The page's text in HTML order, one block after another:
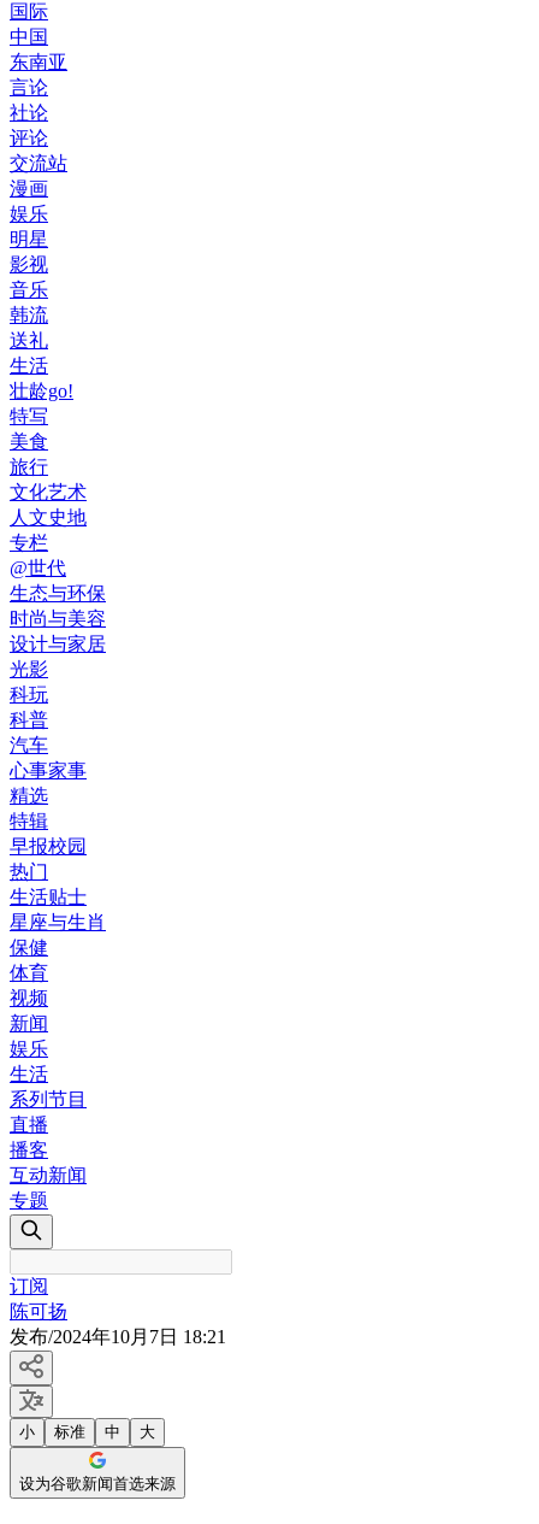
国际
中国
东南亚
言论
社论
评论
交流站
漫画
娱乐
明星
影视
音乐
韩流
送礼
生活
壮龄go!
特写
美食
旅行
文化艺术
人文史地
专栏
@世代
生态与环保
时尚与美容
设计与家居
光影
科玩
科普
汽车
心事家事
精选
特辑
早报校园
热门
生活贴士
星座与生肖
保健
体育
视频
新闻
娱乐
生活
系列节目
直播
播客
互动新闻
专题
订阅
陈可扬
发布/2024年10月7日 18:21
小 标准 中 大
设为谷歌新闻首选来源